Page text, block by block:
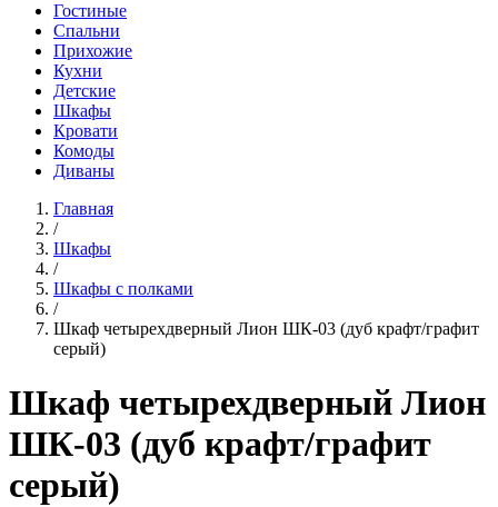
Гостиные
Спальни
Прихожие
Кухни
Детские
Шкафы
Кровати
Комоды
Диваны
Главная
/
Шкафы
/
Шкафы с полками
/
Шкаф четырехдверный Лион ШК-03 (дуб крафт/графит
серый)
Шкаф четырехдверный Лион
ШК-03 (дуб крафт/графит
серый)